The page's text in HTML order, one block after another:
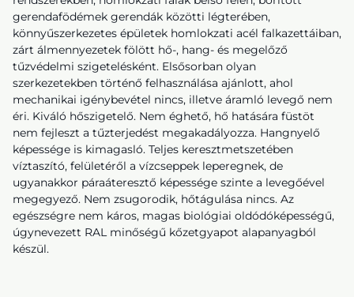
gerendafödémek gerendák közötti légterében,
könnyűszerkezetes épületek homlokzati acél falkazettáiban,
zárt álmennyezetek fölött hő-, hang- és megelőző
tűzvédelmi szigetelésként. Elsősorban olyan
szerkezetekben történő felhasználása ajánlott, ahol
mechanikai igénybevétel nincs, illetve áramló levegő nem
éri. Kiváló hőszigetelő. Nem éghető, hő hatására füstöt
nem fejleszt a tűzterjedést megakadályozza. Hangnyelő
képessége is kimagasló. Teljes keresztmetszetében
víztaszító, felületéről a vízcseppek leperegnek, de
ugyanakkor páraáteresztő képessége szinte a levegőével
megegyező. Nem zsugorodik, hőtágulása nincs. Az
egészségre nem káros, magas biológiai oldódóképességű,
úgynevezett RAL minőségű kőzetgyapot alapanyagból
készül.